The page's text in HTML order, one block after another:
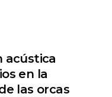
acústica
en la
las orcas